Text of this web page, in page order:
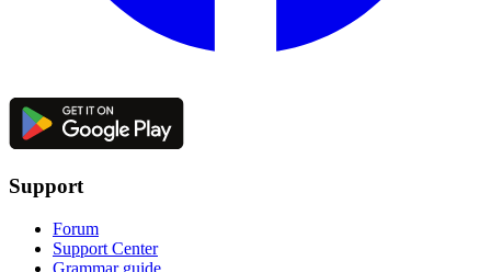
Support
Forum
Support Center
Grammar guide